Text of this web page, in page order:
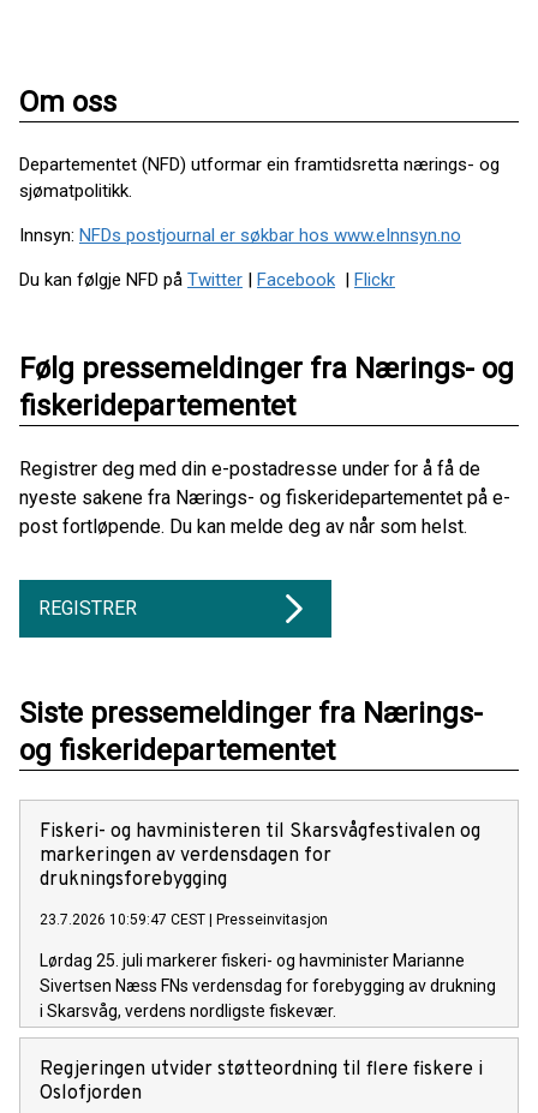
Om oss
Departementet (NFD) utformar ein framtidsretta nærings- og
sjømatpolitikk.
Innsyn: NFDs postjournal er søkbar hos www.eInnsyn.no
Du kan følgje NFD på Twitter | Facebook | Flickr
Følg pressemeldinger fra Nærings- og
fiskeridepartementet
Registrer deg med din e-postadresse under for å få de
nyeste sakene fra Nærings- og fiskeridepartementet på e-
post fortløpende. Du kan melde deg av når som helst.
REGISTRER
Siste pressemeldinger fra Nærings-
og fiskeridepartementet
Fiskeri- og havministeren til Skarsvågfestivalen og
markeringen av verdensdagen for
drukningsforebygging
23.7.2026 10:59:47 CEST Presseinvitasjon
Lørdag 25. juli markerer fiskeri- og havminister Marianne
Sivertsen Næss FNs verdensdag for forebygging av drukning
i Skarsvåg, verdens nordligste fiskevær.
Regjeringen utvider støtteordning til flere fiskere i
Oslofjorden